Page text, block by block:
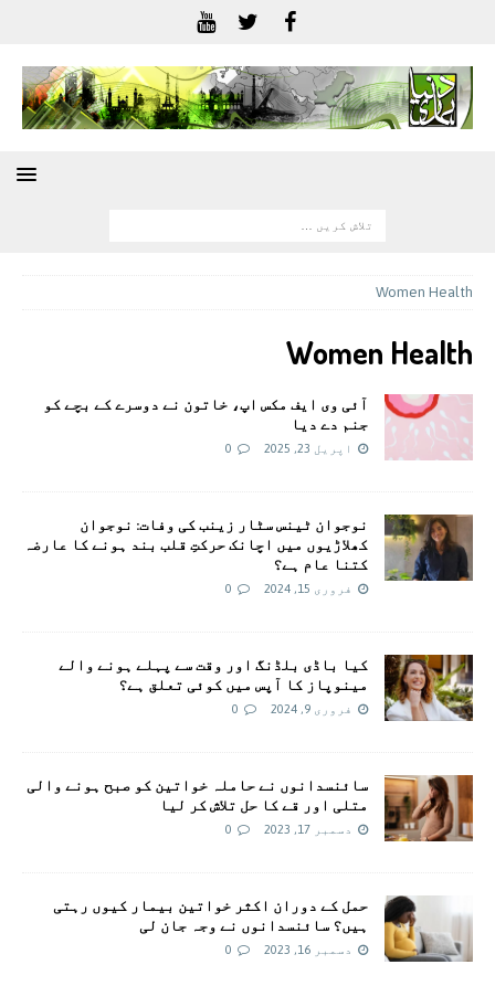
Women Health
Women Health
آئی وی ایف مکس اپ، خاتون نے دوسرے کے بچے کو
جنم دے دیا
اپریل 23, 2025 0
نوجوان ٹینس سٹار زینب کی وفات: نوجوان
کھلاڑیوں میں اچانک حرکتِ قلب بند ہونے کا عارضہ
کتنا عام ہے؟
فروری 15, 2024 0
کیا باڈی بلڈنگ اور وقت سے پہلے ہونے والے
مینوپاز کا آپس میں کوئی تعلق ہے؟
فروری 9, 2024 0
سائنسدانوں نے حاملہ خواتین کو صبح ہونے والی
متلی اور قے کا حل تلاش کر لیا
دسمبر 17, 2023 0
حمل کے دوران اکثر خواتین بیمار کیوں رہتی
ہیں؟ سائنسدانوں نے وجہ جان لی
دسمبر 16, 2023 0